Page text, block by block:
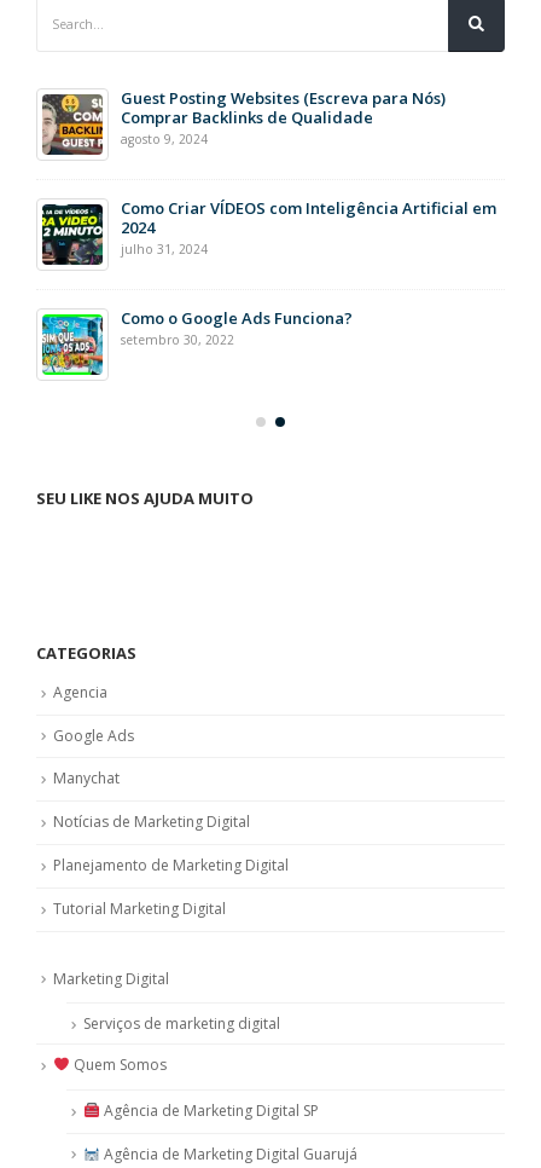
Guest Posting Websites (Escreva para Nós)
Comprar Backlinks de Qualidade
agosto 9, 2024
Como Criar VÍDEOS com Inteligência Artificial em
2024
julho 31, 2024
Como o Google Ads Funciona?
setembro 30, 2022
SEU LIKE NOS AJUDA MUITO
CATEGORIAS
Agencia
Google Ads
Manychat
Notícias de Marketing Digital
Planejamento de Marketing Digital
Tutorial Marketing Digital
Marketing Digital
Serviços de marketing digital
Quem Somos
Agência de Marketing Digital SP
Agência de Marketing Digital Guarujá